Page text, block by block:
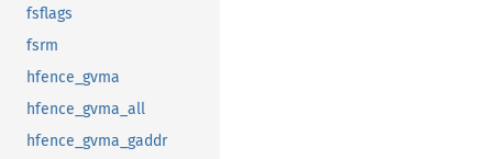
fsflags
fsrm
hfence_gvma
hfence_gvma_all
hfence_gvma_gaddr